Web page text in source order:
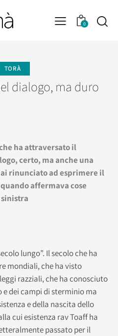
0
TORÀ
dialogo, ma duro
ha attraversato il
certo, ma anche una
rinunciato ad esprimere il
affermava cose
lungo”. Il secolo che ha
mondiali, che ha visto
razziali, che ha conosciuto
dei campi di sterminio ma
e della nascita dello
cui esistenza rav Toaff ha
passato per il